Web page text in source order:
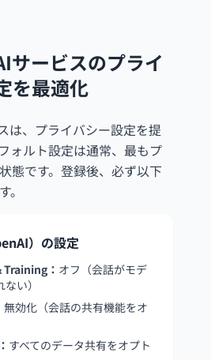
サービスのプライ
を最適化
は、プライバシー設定を提
ォルト設定は通常、最もプ
態です。登録後、必ず以下
。
）の設定
： オフ（会話がモデ
い）
無効化（会話の共有機能をオ
すべてのデータ共有をオプト